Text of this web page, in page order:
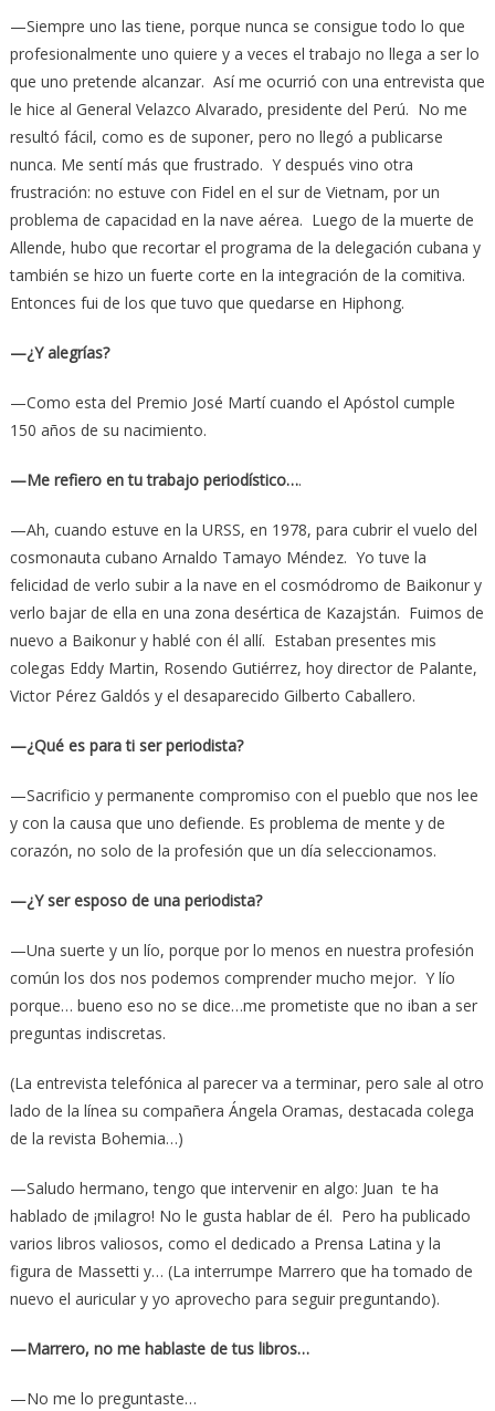
—Siempre uno las tiene, porque nunca se consigue todo lo que
profesionalmente uno quiere y a veces el trabajo no llega a ser lo
que uno pretende alcanzar. Así me ocurrió con una entrevista que
le hice al General Velazco Alvarado, presidente del Perú. No me
resultó fácil, como es de suponer, pero no llegó a publicarse
nunca. Me sentí más que frustrado. Y después vino otra
frustración: no estuve con Fidel en el sur de Vietnam, por un
problema de capacidad en la nave aérea. Luego de la muerte de
Allende, hubo que recortar el programa de la delegación cubana y
también se hizo un fuerte corte en la integración de la comitiva.
Entonces fui de los que tuvo que quedarse en Hiphong.
—¿Y alegrías?
—Como esta del Premio José Martí cuando el Apóstol cumple
150 años de su nacimiento.
—Me refiero en tu trabajo periodístico….
—Ah, cuando estuve en la URSS, en 1978, para cubrir el vuelo del
cosmonauta cubano Arnaldo Tamayo Méndez. Yo tuve la
felicidad de verlo subir a la nave en el cosmódromo de Baikonur y
verlo bajar de ella en una zona desértica de Kazajstán. Fuimos de
nuevo a Baikonur y hablé con él allí. Estaban presentes mis
colegas Eddy Martin, Rosendo Gutiérrez, hoy director de Palante,
Victor Pérez Galdós y el desaparecido Gilberto Caballero.
—¿Qué es para ti ser periodista?
—Sacrificio y permanente compromiso con el pueblo que nos lee
y con la causa que uno defiende. Es problema de mente y de
corazón, no solo de la profesión que un día seleccionamos.
—¿Y ser esposo de una periodista?
—Una suerte y un lío, porque por lo menos en nuestra profesión
común los dos nos podemos comprender mucho mejor. Y lío
porque… bueno eso no se dice…me prometiste que no iban a ser
preguntas indiscretas.
(La entrevista telefónica al parecer va a terminar, pero sale al otro
lado de la línea su compañera Ángela Oramas, destacada colega
de la revista Bohemia…)
—Saludo hermano, tengo que intervenir en algo: Juan te ha
hablado de ¡milagro! No le gusta hablar de él. Pero ha publicado
varios libros valiosos, como el dedicado a Prensa Latina y la
figura de Massetti y… (La interrumpe Marrero que ha tomado de
nuevo el auricular y yo aprovecho para seguir preguntando).
—Marrero, no me hablaste de tus libros…
—No me lo preguntaste…